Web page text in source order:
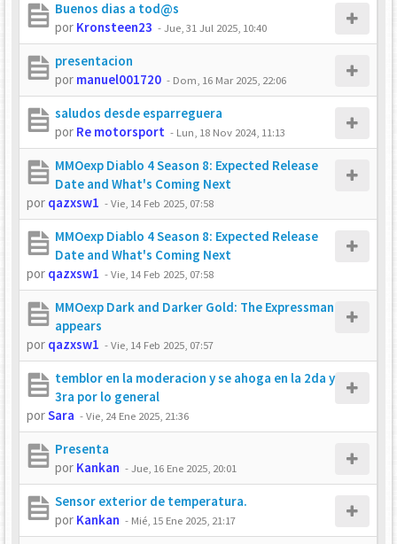
Buenos dias a tod@s
por Kronsteen23 -Jue, 31 Jul 2025, 10:40
presentacion
por manuel001720 - Dom, 16 Mar 2025, 22:06
saludos desde esparreguera
por Re motorsport - Lun, 18 Nov 2024, 11:13
MMOexp Diablo 4 Season 8: Expected Release
Date and What's Coming Next
por qazxsw1 -Vie, 14 Feb 2025, 07:58
MMOexp Diablo 4 Season 8: Expected Release
Date and What's Coming Next
por qazxsw1 -Vie, 14 Feb 2025, 07:58
MMOexp Dark and Darker Gold: The Expressman
appears
por qazxsw1 -Vie, 14 Feb 2025, 07:57
temblor en la moderacion y se ahoga en la 2da y
3ra por lo general
porSara -Vie, 24 Ene 2025, 21:36
Presenta
por Kankan -Jue, 16 Ene 2025, 20:01
Sensor exterior de temperatura.
por Kankan - Mié, 15 Ene 2025, 21:17